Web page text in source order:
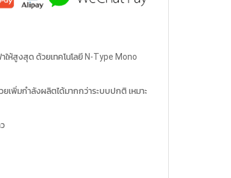
ห้สูงสุด ด้วยเทคโนโลยี N-Type Mono
เพิ่มกำลังผลิตได้มากกว่าระบบปกติ เหมาะ